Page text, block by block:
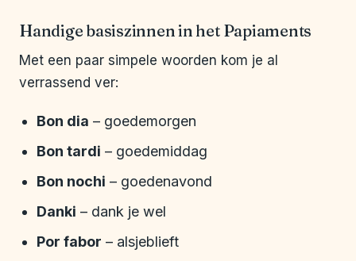
Handige basiszinnen in het Papiaments
Met een paar simpele woorden kom je al
verrassend ver:
Bon dia – goedemorgen
Bon tardi – goedemiddag
Bon nochi – goedenavond
Danki – dank je wel
Por fabor – alsjeblieft